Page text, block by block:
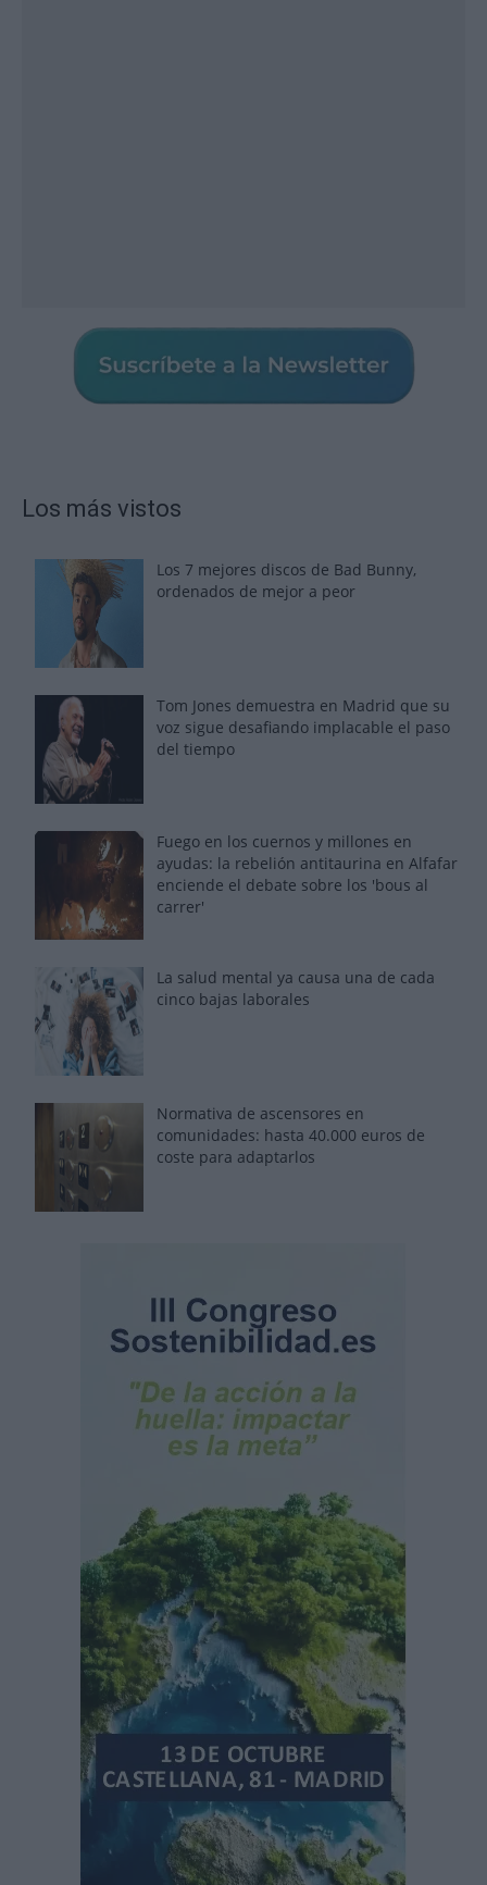
Los más vistos
Los 7 mejores discos de Bad Bunny,
ordenados de mejor a peor
Tom Jones demuestra en Madrid que su
voz sigue desafiando implacable el paso
del tiempo
Fuego en los cuernos y millones en
ayudas: la rebelión antitaurina en Alfafar
enciende el debate sobre los 'bous al
carrer'
La salud mental ya causa una de cada
cinco bajas laborales
Normativa de ascensores en
comunidades: hasta 40.000 euros de
coste para adaptarlos